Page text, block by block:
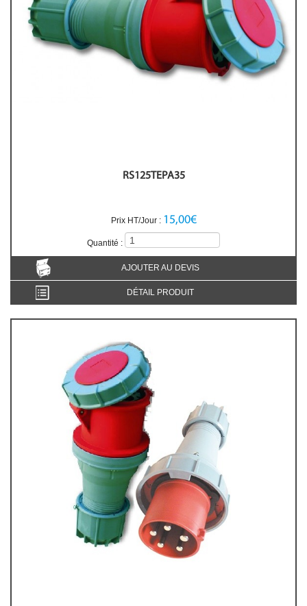
RS125TEPA35
Prix HT/Jour : 15,00€
Quantité :
AJOUTER AU DEVIS
DÉTAIL PRODUIT